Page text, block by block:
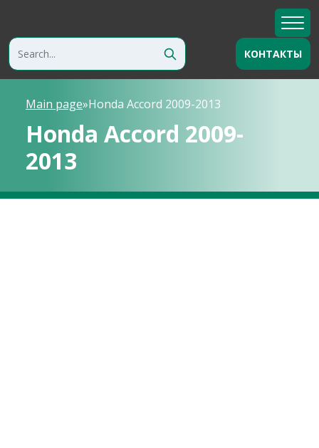
КОНТАКТЫ
Main page»Honda Accord 2009-2013
Honda Accord 2009-
2013